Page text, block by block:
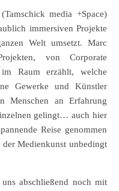
media +Space)
immersiven Projekte
Welt umsetzt. Marc
von Corporate
Raum erzählt, welche
Gewerke und Künstler
Menschen an Erfahrung
gelingt… auch hier
Reise genommen
Medienkunst unbedingt
abschließend noch mit